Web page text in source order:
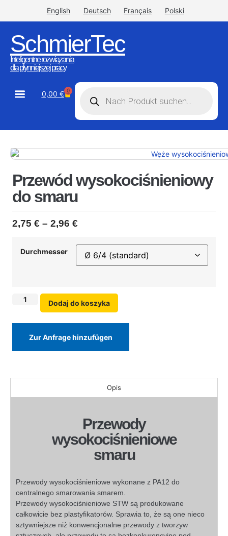
English Deutsch Français Polski
SchmierTec
Inteligentne rozwiązania
dla płynniejszej pracy
0,00 € 0
Przewód wysokociśnieniowy
do smaru
2,75 € – 2,96 €
Durchmesser
Dodaj do koszyka
Zur Anfrage hinzufügen
Opis
Przewody
wysokociśnieniowe
smaru
Przewody wysokociśnieniowe wykonane z PA12 do
centralnego smarowania smarem.
Przewody wysokociśnieniowe STW są produkowane
całkowicie bez plastyfikatorów. Sprawia to, że są one nieco
sztywniejsze niż konwencjonalne przewody z tworzyw